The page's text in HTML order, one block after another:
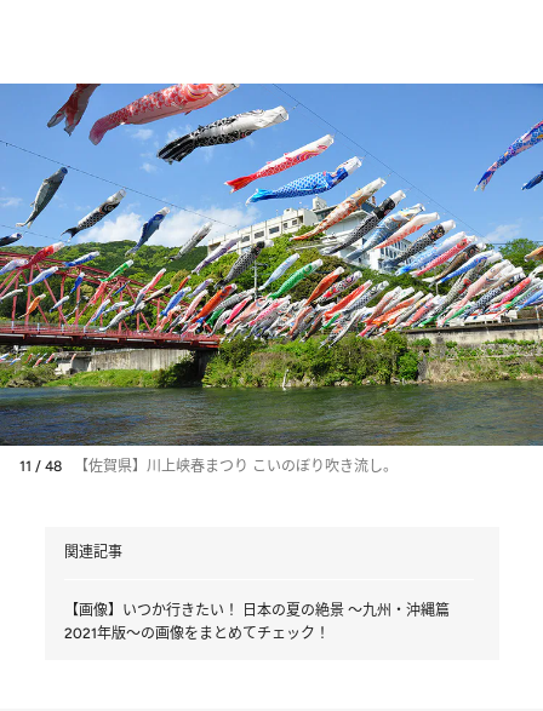
11 / 48 【佐賀県】川上峡春まつり こいのぼり吹き流し。
関連記事
【画像】いつか行きたい！ 日本の夏の絶景 ～九州・沖縄篇
2021年版～の画像をまとめてチェック！